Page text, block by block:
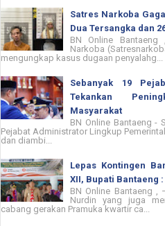
Satres Narkoba
Dua Tersangka dan
BN Online
Narkoba
mengungkap kasus dugaan penyalahg...
Sebanyak 19
Tekankan
Masyarakat
BN Online Bantaeng -
Pejabat Administrator Lingkup
dan diambi...
Lepas Kontingen
XII, Bupati Bantaeng
BN Online Bantaeng ,
Nurdin yang juga
cabang gerakan Pramuka kwartir ca...